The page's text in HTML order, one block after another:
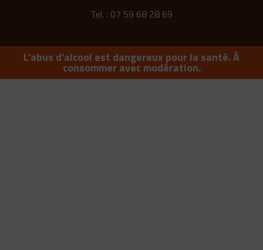
Tel. : 07 59 68 28 69
L'abus d'alcool est dangereux pour la santé. À
consommer avec modération.